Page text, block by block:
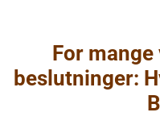
For
beslutninger: